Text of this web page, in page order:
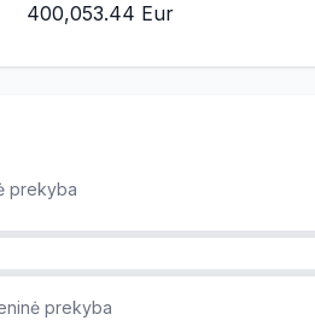
400,053.44 Eur
prekyba
prekyba